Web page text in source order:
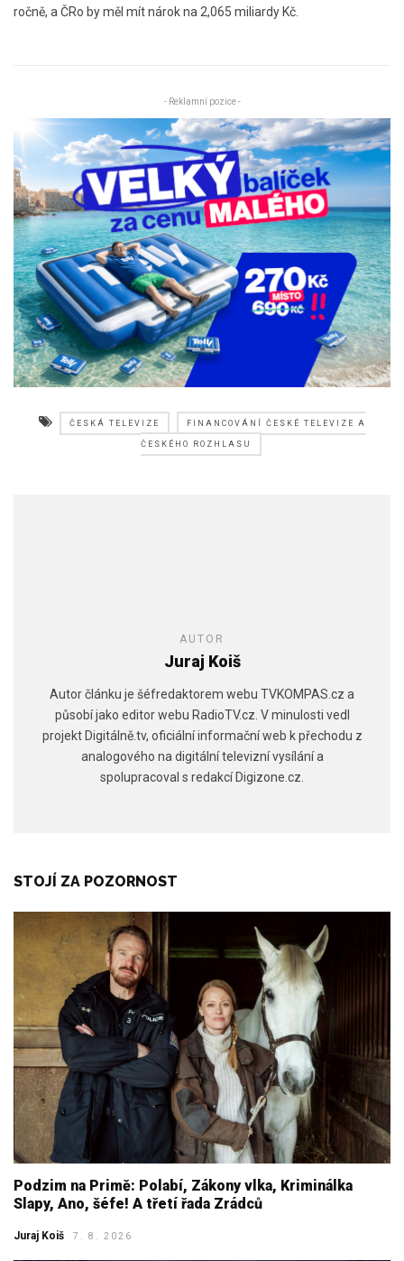
ročně, a ČRo by měl mít nárok na 2,065 miliardy Kč.
- Reklamní pozice -
ČESKÁ TELEVIZE FINANCOVÁNÍ ČESKÉ TELEVIZE A
ČESKÉHO ROZHLASU
AUTOR
Juraj Koiš
Autor článku je šéfredaktorem webu TVKOMPAS.cz a
působí jako editor webu RadioTV.cz. V minulosti vedl
projekt Digitálně.tv, oficiální informační web k přechodu z
analogového na digitální televizní vysílání a
spolupracoval s redakcí Digizone.cz.
STOJÍ ZA POZORNOST
Podzim na Primě: Polabí, Zákony vlka, Kriminálka
Slapy, Ano, šéfe! A třetí řada Zrádců
Juraj Koiš 7. 8. 2026